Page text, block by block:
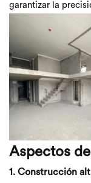
garantizar la
Aspectos
1. Construcción